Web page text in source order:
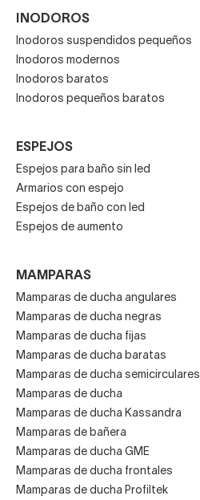
INODOROS
Inodoros suspendidos pequeños
Inodoros modernos
Inodoros baratos
Inodoros pequeños baratos
ESPEJOS
Espejos para baño sin led
Armarios con espejo
Espejos de baño con led
Espejos de aumento
MAMPARAS
Mamparas de ducha angulares
Mamparas de ducha negras
Mamparas de ducha fijas
Mamparas de ducha baratas
Mamparas de ducha semicirculares
Mamparas de ducha
Mamparas de ducha Kassandra
Mamparas de bañera
Mamparas de ducha GME
Mamparas de ducha frontales
Mamparas de ducha Profiltek